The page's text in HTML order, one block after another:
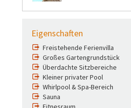
Eigenschaften
Freistehende Ferienvilla
Großes Gartengrundstück
Überdachte Sitzbereiche
Kleiner privater Pool
Whirlpool & Spa-Bereich
Sauna